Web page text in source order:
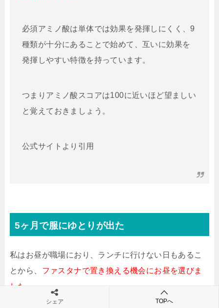
必須アミノ酸は単体では効果を発揮しにくく、9
種類が十分にあることで始めて、互いに効果を
発揮しやすい特徴を持っています。
つまりアミノ酸スコアは100に近いほど望ましい
と覚えておきましょう。
公式サイトより引用
5ヶ月で服にゆとりが出た
私はお昼が職場におり、ランチに行けない日もあるこ
とから、 ファスタナで置き換える機会にお昼を選びま
した。
シェア TOPへ